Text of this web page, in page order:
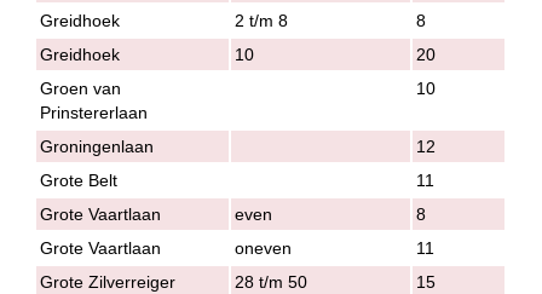
Greidhoek
2 t/m 8
8
Greidhoek
10
20
Groen van
Prinstererlaan
10
Groningenlaan
12
Grote Belt
11
Grote Vaartlaan
even
8
Grote Vaartlaan
oneven
11
Grote Zilverreiger
28 t/m 50
15